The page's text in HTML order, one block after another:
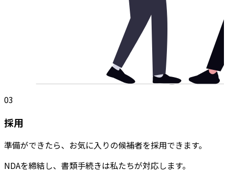
03
採用
準備ができたら、お気に入りの候補者を採用できます。
NDAを締結し、書類手続きは私たちが対応します。